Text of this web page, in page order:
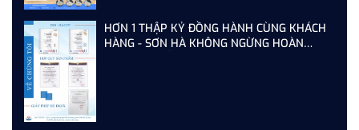
HƠN 1 THẬP KỶ ĐỒNG HÀNH CÙNG KHÁCH
HÀNG - SƠN HÀ KHÔNG NGỪNG HOÀN